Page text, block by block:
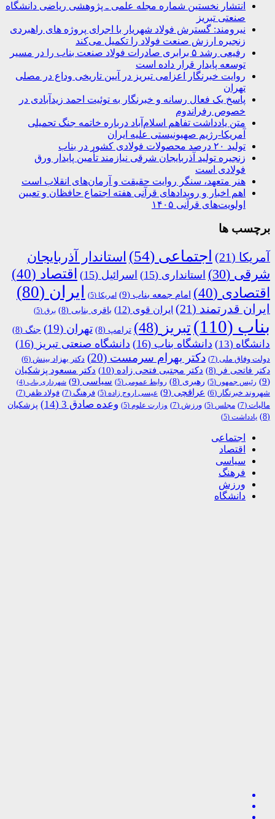
انتشار نخستین شماره مجله علمی ـ پژوهشی ریاضی دانشگاه
صنعتی تبریز
نیرومند: گسترش فولاد شهریار با اجرای پروژه های راهبردی
زنجیره ارزش صنعت فولاد را تکمیل می‌کند
رفیعی رشد ۵ برابری صادرات فولاد صنعت بناب را در مسیر
توسعه پایدار قرار داده است
روایت خبرنگار اعزامی تبریز در آیین تاریخی وداع در مصلی
تهران
پاسخ یک فعال رسانه و خبرنگار به توئیت احمد زیدآبادی در
خصوص رفراندوم
متن یادداشت تفاهم اسلام‌آباد درباره خاتمه جنگ تحمیلی
آمریکا-رژیم صهیونیستی علیه ایران
تولید ۲۰ درصد محصولات فولادی کشور در بناب
زنجیره تولید آذربایجان شرقی نیازمند تأمین پایدار ورق
فولادی است
هنر متعهد، سنگر روایت حقیقت و آرمان‌های انقلاب است
اهم اخبار و رویدادهای قرآنی هفته اجتماع حافظان و تعیین
اولویت‌های قرآنی ۱۴۰۵
برچسب ها
آمریکا (21) اجتماعی (54)
استاندار آذربایجان
شرقی (30) استانداری (15) اسرائیل (15) اقتصاد (40)
اقتصادی (40) امام جمعه بناب (9) امریکا (5) ایران (80)
ایران قدرتمند (21) ایران قوی (12) باقری بنابی (8) برق (5)
بناب (110) تبریز (48) ترامپ (8) تهران (19) جنگ (8)
دانشگاه (13) دانشگاه بناب (16) دانشگاه صنعتی تبریز (16)
دولت وفاق ملی (7) دکتر بهرام سرمست (20) دکتر بهزاد بینش (6)
دکتر فاتحی فر (8) دکتر مجتبی فتحی زاده (10)
دکتر مسعود پزشکیان
(9)
رئیس جمهور (5) رهبری (8) روابط عمومی (5) سیاسی (9) شهرداری بناب (4)
شهروند خبرنگار (6) عراقچی (9) عیسی اروج زاده (5) فرهنگ (7) فولاد ظفر (7)
مالیات (7) مجلس (5) ورزش (7) وزارت علوم (5) وعده صادق 3 (14)
پزشکیان
(8)
یادداشت (5)
اجتماعی
اقتصاد
سیاسی
فرهنگ
ورزش
دانشگاه